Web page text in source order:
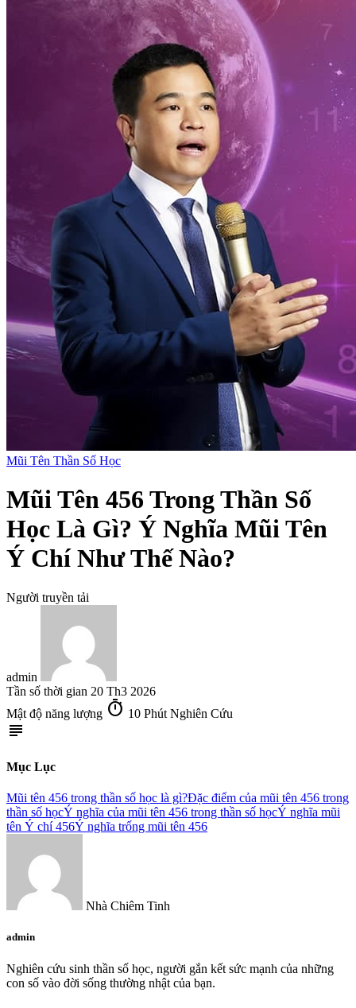
Mũi Tên Thần Số Học
Mũi Tên 456 Trong Thần Số
Học Là Gì? Ý Nghĩa Mũi Tên
Ý Chí Như Thế Nào?
Người truyền tải
admin
Tần số thời gian 20 Th3 2026
Mật độ năng lượng timer 10 Phút Nghiên Cứu
subject
Mục Lục
Mũi tên 456 trong thần số học là gì?Đặc điểm của mũi tên 456 trong
thần số họcÝ nghĩa của mũi tên 456 trong thần số họcÝ nghĩa mũi
tên Ý chí 456Ý nghĩa trống mũi tên 456
Nhà Chiêm Tinh
admin
Nghiên cứu sinh thần số học, người gắn kết sức mạnh của những
con số vào đời sống thường nhật của bạn.